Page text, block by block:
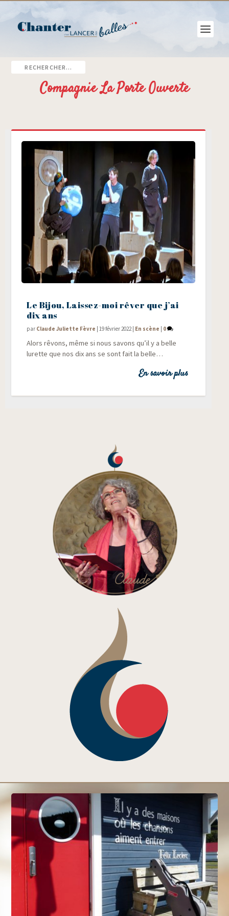
Compagnie La Porte Ouverte
Le Bijou, Laissez-moi rêver que j’ai
dix ans
par Claude Juliette Fèvre | 19 février 2022 | En scène | 0
Alors rêvons, même si nous savons qu’il y a belle
lurette que nos dix ans se sont fait la belle…
En savoir plus